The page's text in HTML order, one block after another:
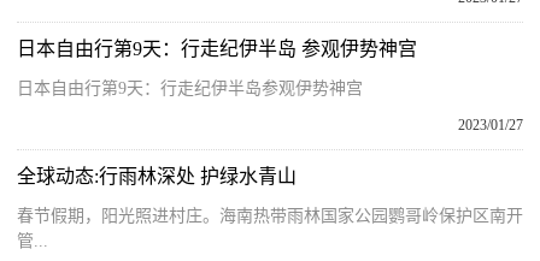
日本自由行第9天：行走纪伊半岛 参观伊势神宫
日本自由行第9天：行走纪伊半岛参观伊势神宫
2023/01/27
全球动态:行雨林深处 护绿水青山
春节假期，阳光照进村庄。海南热带雨林国家公园鹦哥岭保护区南开
管...